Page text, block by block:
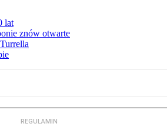
lat
znów otwarte
REGULAMIN